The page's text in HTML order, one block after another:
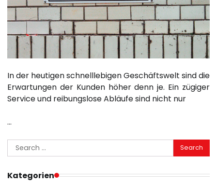
In der heutigen schnelllebigen Geschäftswelt sind die
Erwartungen der Kunden höher denn je. Ein zügiger
Service und reibungslose Abläufe sind nicht nur
…
Search
for:
Kategorien